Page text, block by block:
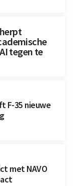
tegen te
F-35 nieuwe
met NAVO